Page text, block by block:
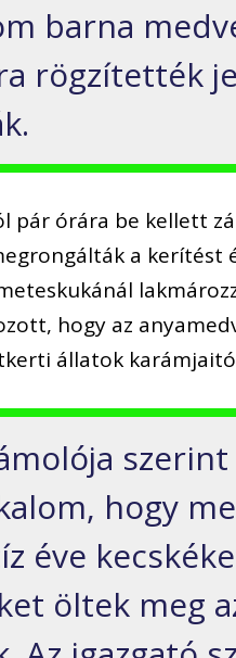
barna
rögzítették
pár órára be kellett
a kerítést
hogy az
állatok
hogy
éve
öltek meg